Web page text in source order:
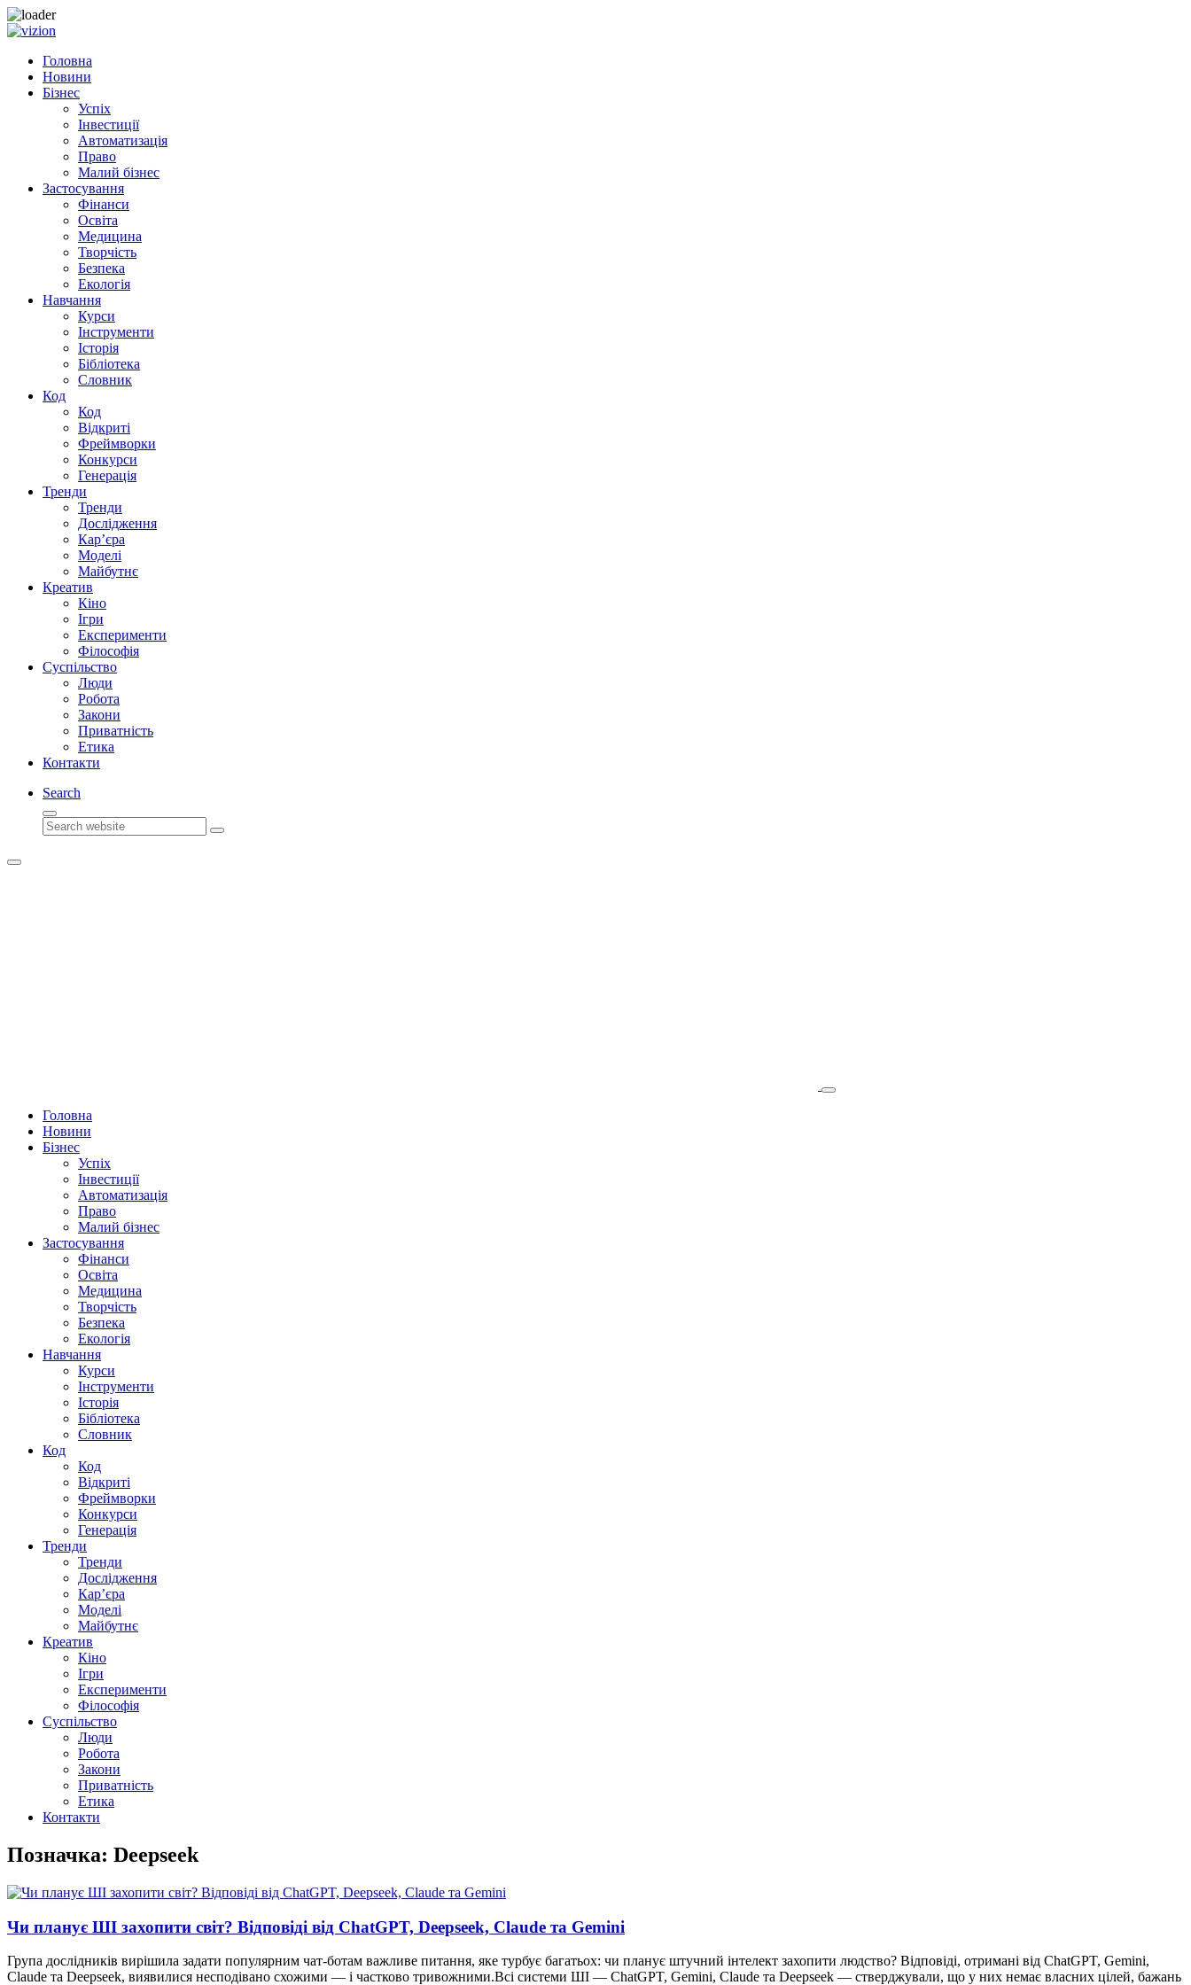
Skip
contentГоловна
Новини
Бізнес
Успіх
Інвестиції
Автоматизація
Право
Малий бізнес
Застосування
Фінанси
Освіта
Медицина
Творчість
Безпека
Екологія
Навчання
Курси
Інструменти
Історія
Бібліотека
Словник
Код
Код
Відкриті
Фреймворки
Конкурси
Генерація
Тренди
Тренди
Дослідження
Кар’єра
Моделі
Майбутнє
Креатив
Кіно
Ігри
Експерименти
Філософія
Суспільство
Люди
Робота
Закони
Приватність
Етика
Контакти
Search
Search
Головна
Новини
Бізнес
Успіх
Інвестиції
Автоматизація
Право
Малий бізнес
Застосування
Фінанси
Освіта
Медицина
Творчість
Безпека
Екологія
Навчання
Курси
Інструменти
Історія
Бібліотека
Словник
Код
Код
Відкриті
Фреймворки
Конкурси
Генерація
Тренди
Тренди
Дослідження
Кар’єра
Моделі
Майбутнє
Креатив
Кіно
Ігри
Експерименти
Філософія
Суспільство
Люди
Робота
Закони
Приватність
Етика
Контакти
Позначка: Deepseek
Чи планує ШІ захопити світ? Відповіді від ChatGPT, Deepseek, Claude та Gemini
Група дослідників вирішила задати популярним чат-ботам важливе питання, яке турбує багатьох: чи планує штучний інтелект захопити людство? Відповіді, отримані від ChatGPT, Gemini,
Claude та Deepseek, виявилися несподівано схожими — і частково тривожними.Всі системи ШІ — ChatGPT, Gemini, Claude та Deepseek — стверджували, що у них немає власних цілей, бажань